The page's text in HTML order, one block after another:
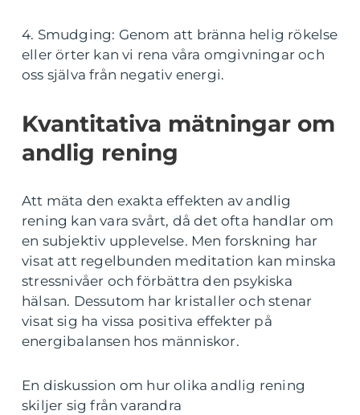
4. Smudging: Genom att bränna helig rökelse
eller örter kan vi rena våra omgivningar och
oss själva från negativ energi.
Kvantitativa mätningar om
andlig rening
Att mäta den exakta effekten av andlig
rening kan vara svårt, då det ofta handlar om
en subjektiv upplevelse. Men forskning har
visat att regelbunden meditation kan minska
stressnivåer och förbättra den psykiska
hälsan. Dessutom har kristaller och stenar
visat sig ha vissa positiva effekter på
energibalansen hos människor.
En diskussion om hur olika andlig rening
skiljer sig från varandra